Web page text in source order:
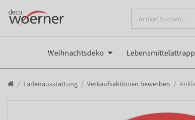
Weihnachtsdeko
Ladenausstattung Verkaufsaktionen bewerben